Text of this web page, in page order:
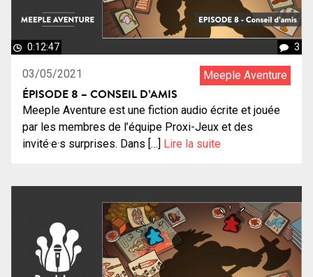
0:12:47 3
03/05/2021 Meeple Aventure
ÉPISODE 8 – CONSEIL D’AMIS
Meeple Aventure est une fiction audio écrite et jouée
par les membres de l’équipe Proxi-Jeux et des
invité·e·s surprises. Dans […]
Lire la suite